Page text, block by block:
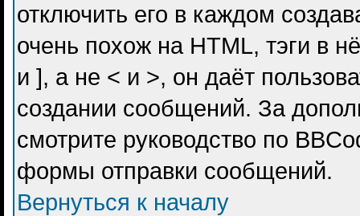
отключить его в каждом
очень похож на HTML, тэги в
и ], а не < и >, он даёт
создании сообщений. За
смотрите руководство по
формы отправки сообщений.
Вернуться к началу